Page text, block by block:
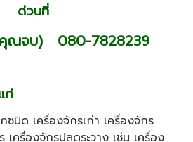
ด่วนที่
ณจบ) 080-7828239
ก่
ชนิด เครื่องจักรเก่า เครื่องจักร
เครื่องจักรปลดระวาง เช่น เครื่อง